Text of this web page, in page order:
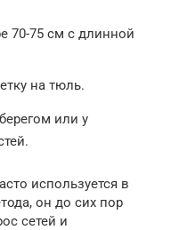
70-75 см с длинной
на тюль.
или у
используется в
он до сих пор
сетей и